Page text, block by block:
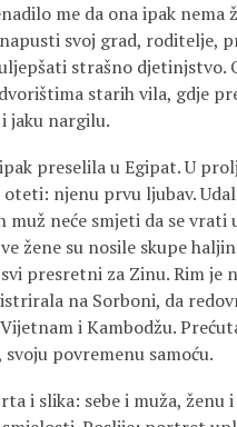
me da ona ipak nema
svoj grad, roditelje,
strašno djetinjstvo.
starih vila, gdje
jaku nargilu.
preselila u Egipat. U
njenu prvu ljubav.
muž neće smjeti da se vrati
žene su nosile skupe
presretni za Zinu. Rim
na Sorboni, da
i Kambodžu.
povremenu samoću.
i slika: sebe i muža,